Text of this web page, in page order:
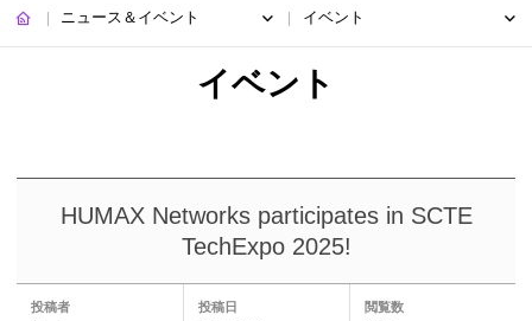
ニュース＆イベント イベント
HUMAX Networks participates in SCTE
TechExpo 2025!
投稿者
投稿日
閲覧数